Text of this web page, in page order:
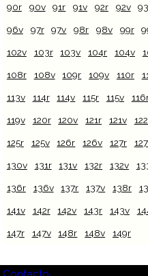
90r 90v 91r 91v 92r 92v
96v 97r 97v 98r 98v 99r
102v 103r 103v 104r 104v
108r 108v 109r 109v 110r
113v 114r 114v 115r 115v
119v 120r 120v 121r 121v
125r 125v 126r 126v 127r
130v 131r 131v 132r 132v
136r 136v 137r 137v 138r
141v 142r 142v 143r 143v
147r 147v 148r 148v 149r